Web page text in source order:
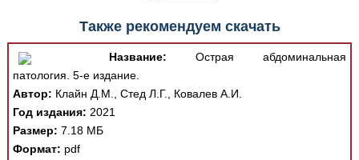
Также рекомендуем скачать
Название: Острая абдоминальная
патология. 5-е издание.
Автор: Клайн Д.М., Стед Л.Г., Ковалев А.И.
Год издания: 2021
Размер: 7.18 МБ
Формат: pdf